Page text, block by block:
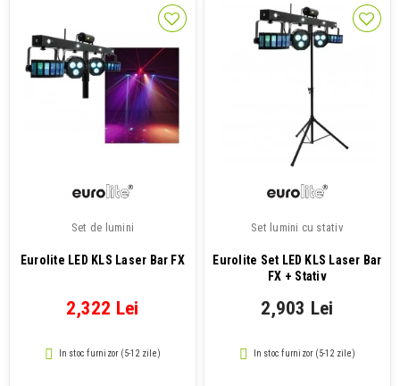
Set de lumini
Eurolite LED KLS Laser Bar FX
2,322 Lei
In stoc furnizor (5-12 zile)
Set lumini cu stativ
Eurolite Set LED KLS Laser Bar
FX + Stativ
2,903 Lei
In stoc furnizor (5-12 zile)